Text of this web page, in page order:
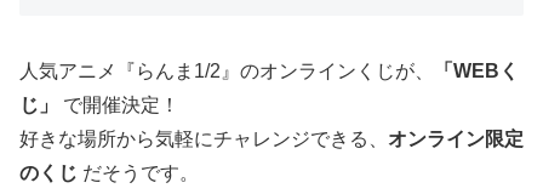
人気アニメ『らんま1/2』のオンラインくじが、
「WEBく
じ」
で開催決定！
好きな場所から気軽にチャレンジできる、 オンライン限定
のくじ だそうです。